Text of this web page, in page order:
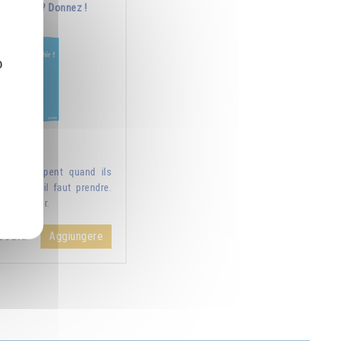
enrichir ? Donnez !
se trompent quand ils
il faut prendre.
donner.
Aggiungere